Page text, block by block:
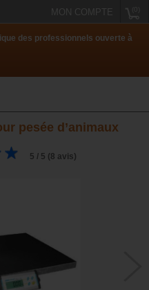
MON COMPTE
des professionnels ouverte à
pesée d’animaux
5 / 5 (8 avis)